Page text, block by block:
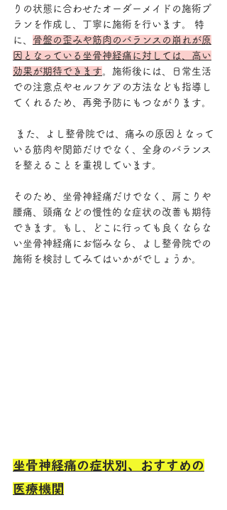
りの状態に合わせたオーダーメイドの施術プ
ランを作成し、丁寧に施術を行います。 特
に、 骨盤の歪みや筋肉のバランスの崩れが原
因となっている坐骨神経痛に対しては、高い
効果が期待できます。施術後には、日常生活
での注意点やセルフケアの方法なども指導し
てくれるため、再発予防にもつながります。
いる筋肉や関節だけでなく、全身のバランス
を整えることを重視しています。
そのため、坐骨神経痛だけでなく、肩こりや
腰痛、頭痛などの慢性的な症状の改善も期待
できます。もし、どこに行っても良くならな
い坐骨神経痛にお悩みなら、よし整骨院での
施術を検討してみてはいかがでしょうか。
坐骨神経痛の症状別、おすすめの
医療機関